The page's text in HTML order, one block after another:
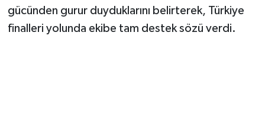
gücünden gurur duyduklarını belirterek, Türkiye
finalleri yolunda ekibe tam destek sözü verdi.